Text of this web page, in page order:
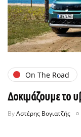
On The Road
Δοκιμάζουμε το
ByΑστέρης Βογιατζής